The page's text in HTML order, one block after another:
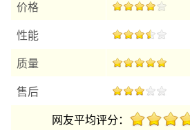
价格
性能
质量
售后
网友平均评分：